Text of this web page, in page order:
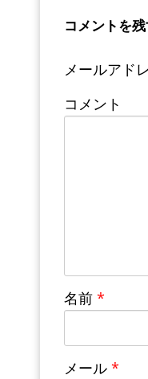
コメントを
メールアド
コメント
名前 *
メール *